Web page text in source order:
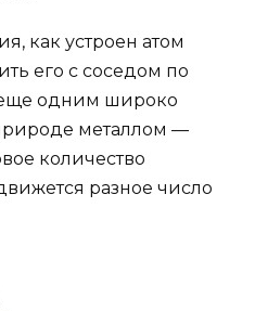
как устроен атом
его с соседом по
одним широко
металлом —
количество
разное число